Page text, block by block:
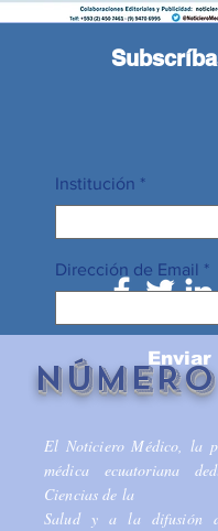
Institución
Dirección de Email
Enviar
El Noticiero Médico, la
médica ecuatoriana
Ciencias de la
Salud y a la difusión